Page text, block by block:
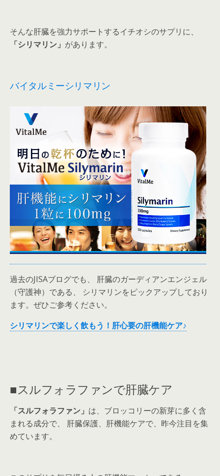
そんな肝臓を強力サポートするイチオシのサプリに、
「シリマリン」 があります。
バイタルミーシリマリン
過去のJISAブログでも、 肝臓のガーディアンエンジェル
（守護神）である、 シリマリンをピックアップしており
ます。ぜひご参考ください。
シリマリンで楽しく飲もう！肝心要の肝機能ケア♪
■スルフォラファンで肝臓ケア
「スルフォラファン」 は、ブロッコリーの新芽に多く含
まれる成分で、 肝臓保護、肝機能ケアで、昨今注目を集
めています。